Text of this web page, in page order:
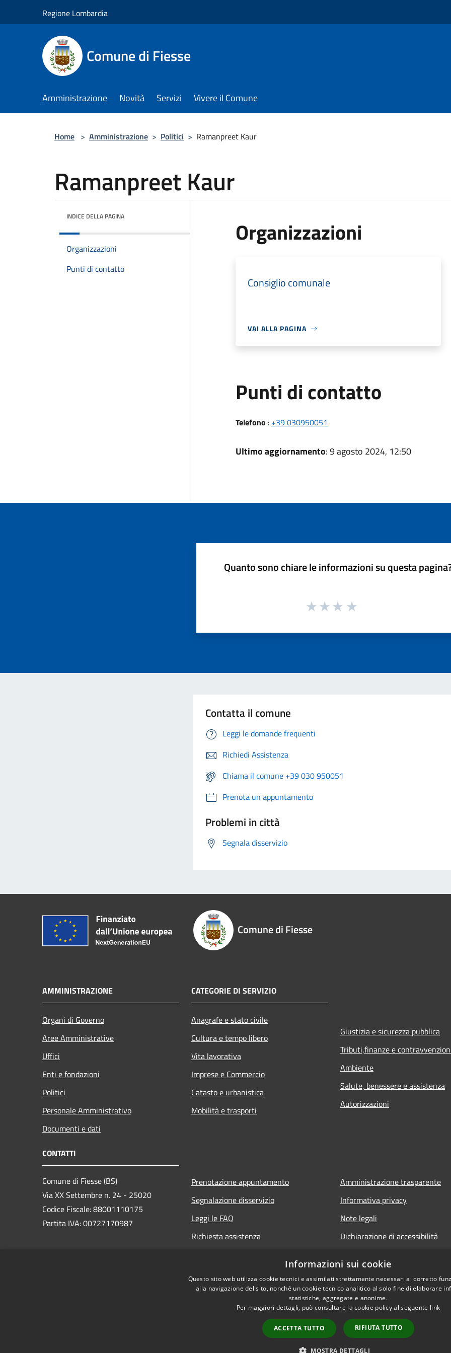
Regione Lombardia
Comune di Fiesse
Amministrazione Novità Servizi Vivere il Comune
Home > Amministrazione > Politici > Ramanpreet Kaur
Ramanpreet Kaur
INDICE DELLA PAGINA
Organizzazioni
Punti di contatto
Organizzazioni
Consiglio comunale
VAI ALLA PAGINA
Punti di contatto
Telefono : +39 030950051
Ultimo aggiornamento: 9 agosto 2024, 12:50
Quanto sono chiare le informazioni su questa
Contatta il comune
Leggi le domande frequenti
Richiedi Assistenza
Chiama il comune +39 030 950051
Prenota un appuntamento
Problemi in città
Segnala disservizio
Comune di Fiesse
AMMINISTRAZIONE
Organi di Governo
Aree Amministrative
Uffici
Enti e fondazioni
Politici
Personale Amministrativo
Documenti e dati
CATEGORIE DI SERVIZIO
Anagrafe e stato civile
Cultura e tempo libero
Vita lavorativa
Imprese e Commercio
Catasto e urbanistica
Mobilità e trasporti
Giustizia e sicurezza pubblica
Tributi,finanze e
Ambiente
Salute, benessere e assistenza
Autorizzazioni
CONTATTI
Comune di Fiesse (BS)
Via XX Settembre n. 24 - 25020
Codice Fiscale: 88001110175
Partita IVA: 00727170987
Prenotazione appuntamento
Segnalazione disservizio
Leggi le FAQ
Richiesta assistenza
Amministrazione trasparente
Informativa privacy
Note legali
Dichiarazione di accessibilità
Copyright © 2026 •
Informazioni sui cookie
Questo sito web utilizza cookie tecnici e assimilati strettamente necessari al corretto
alla navigazione del sito, nonché un cookie tecnico analitico al solo fine di elaborare
statistiche, aggregate e anonime.
Per maggiori dettagli, può consultare la cookie policy al seguente link
ACCETTA TUTTO RIFIUTA TUTTO
MOSTRA DETTAGLI